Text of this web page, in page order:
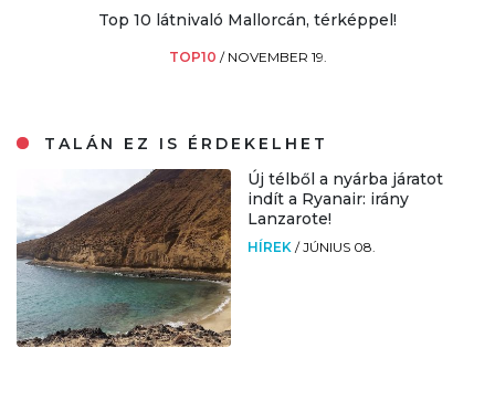
Top 10 látnivaló Mallorcán, térképpel!
TOP10 / NOVEMBER 19.
TALÁN EZ IS ÉRDEKELHET
Új télből a nyárba járatot
indít a Ryanair: irány
Lanzarote!
HÍREK /JÚNIUS 08.